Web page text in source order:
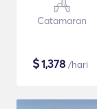
Catamaran
$1,378 /hari